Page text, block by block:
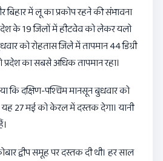
बिहार में लू का प्रकोप रहने की संभावना
के 19 जिलों में हीटवेव को लेकर यलो
को रोहतास जिले में तापमान 44 डिग्री
प्रदेश का सबसे अधिक तापमान रहा।
कि दक्षिण-पश्चिम मानसून बुधवार को
27 मई को केरल में दस्तक देगा। यानी
द्वीप समूह पर दस्तक दी थी। हर साल